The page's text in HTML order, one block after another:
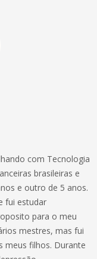
com Tecnologia
brasileiras e
e outro de 5 anos.
fui estudar
para o meu
mestres, mas fui
meus filhos. Durante